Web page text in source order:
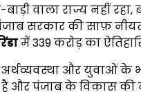
वाला राज्य नहीं
सरकार की साफ़
में ₹339 करोड़ का
और युवाओं के
और पंजाब के विकास की